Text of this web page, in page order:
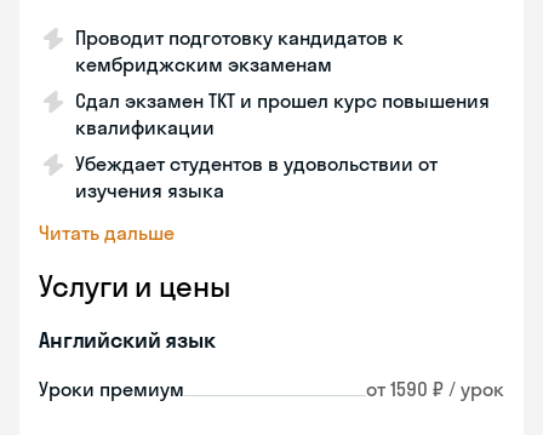
Проводит подготовку кандидатов к
кембриджским экзаменам
Сдал экзамен TKT и прошел курс повышения
квалификации
Убеждает студентов в удовольствии от
изучения языка
Читать дальше
Услуги и цены
Английский язык
Уроки премиум от 1590 ₽ / урок